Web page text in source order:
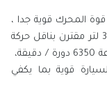
المحرك قوية جدا ،
سعة 3.6 لتر مقترن بناقل حركة
أوتوماتيكي 8 سرعات يوفر قوة 292 حصان بسرعة 6350 دورة / دقيقة،
أن يحمل 18.5 جالون والسيارة قوية بما يكفي